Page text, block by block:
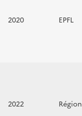
2020 EPFL
2022 Région